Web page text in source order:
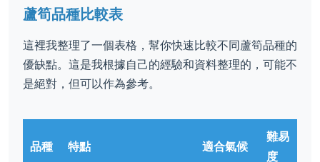
蘆筍品種比較表
這裡我整理了一個表格，幫你快速比較不同蘆筍品種的
優缺點。這是我根據自己的經驗和資料整理的，可能不
是絕對，但可以作為參考。
品種 特點 適合氣候
難易
度